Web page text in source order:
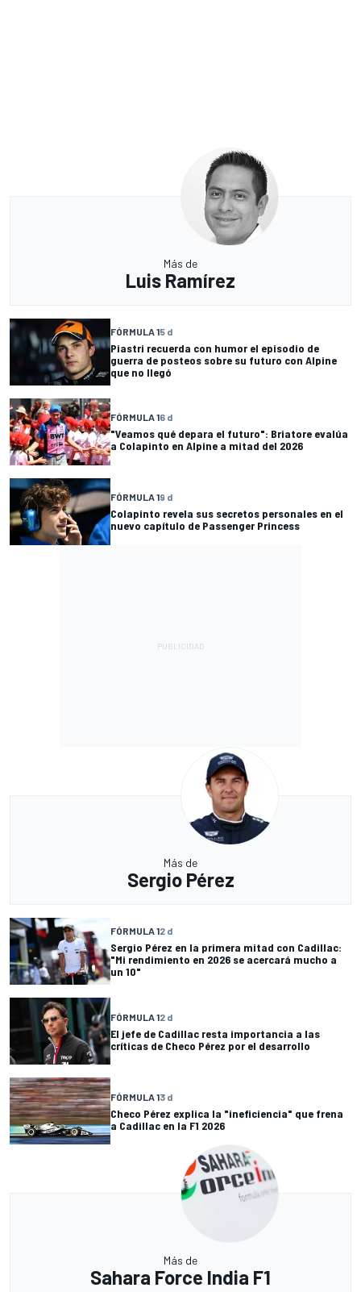
Más de
Luis Ramírez
FÓRMULA 15 d
Piastri recuerda con humor el episodio de
guerra de posteos sobre su futuro con Alpine
que no llegó
FÓRMULA 16 d
"Veamos qué depara el futuro": Briatore evalúa
a Colapinto en Alpine a mitad del 2026
FÓRMULA 19 d
Colapinto revela sus secretos personales en el
nuevo capítulo de Passenger Princess
Más de
Sergio Pérez
FÓRMULA 12 d
Sergio Pérez en la primera mitad con Cadillac:
"Mi rendimiento en 2026 se acercará mucho a
un 10"
FÓRMULA 12 d
El jefe de Cadillac resta importancia a las
críticas de Checo Pérez por el desarrollo
FÓRMULA 13 d
Checo Pérez explica la "ineficiencia" que frena
a Cadillac en la F1 2026
Más de
Sahara Force India F1